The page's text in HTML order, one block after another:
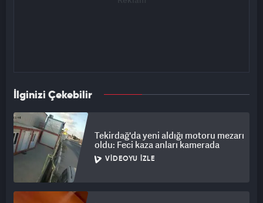
İlginizi Çekebilir
Tekirdağ'da yeni aldığı motoru mezarı
oldu: Feci kaza anları kamerada
VIDEOYU İZLE